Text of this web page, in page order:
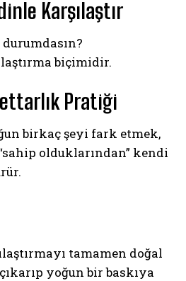
Karşılaştır
biçimidir.
Pratiği
birkaç şeyi fark etmek,
olduklarından” kendi
tamamen doğal
yoğun bir baskıya